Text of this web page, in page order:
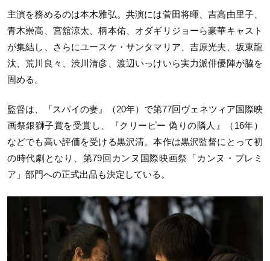
主演を務めるのは本木雅弘。共演には菅田将暉、吉高由里子、
青木崇高、宮舘涼太、柄本佑、オダギリジョーら豪華キャスト
が集結し、さらにユースケ・サンタマリア、吉原光夫、坂東龍
汰、荒川良々、渋川清彦、渡辺いっけいら実力派俳優陣が脇を
固める。
監督は、『スパイの妻』（20年）で第77回ヴェネツィア国際映
画祭銀獅子賞を受賞し、『クリーピー 偽りの隣人』（16年）
などでも高い評価を受ける黒沢清。本作は黒沢監督にとって初
の時代劇となり、第79回カンヌ国際映画祭「カンヌ・プレミ
ア」部門への正式出品も決定している。